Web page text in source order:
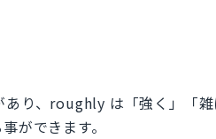
り、roughly は「強く」「
ができます。